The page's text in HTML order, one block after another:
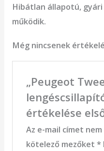
Hibátlan állapotú,
működik.
Még nincsenek
„Peugeot
értékelése
Az e-mail címet
kötelező mezőket *